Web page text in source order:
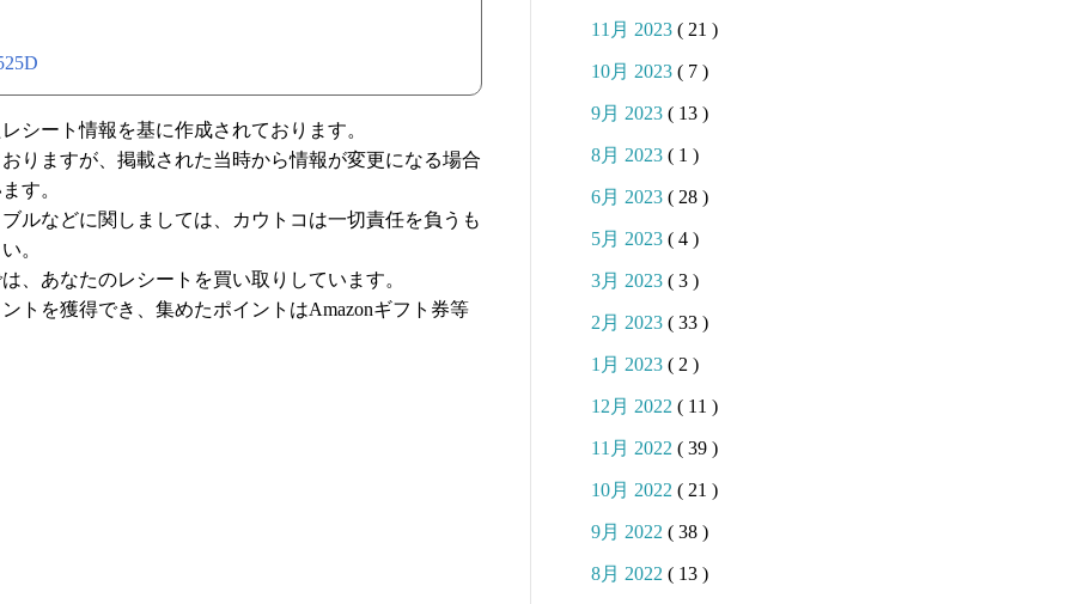
シート情報を基に作成されております。
りますが、掲載された当時から情報が変更になる場合
す。
ルなどに関しましては、カウトコは一切責任を負うも
。
、あなたのレシートを買い取りしています。
トを獲得でき、集めたポイントはAmazonギフト券等
11月 2023 ( 21 )
10月 2023 ( 7 )
9月 2023 ( 13 )
8月 2023 ( 1 )
6月 2023 ( 28 )
5月 2023 ( 4 )
3月 2023 ( 3 )
2月 2023 ( 33 )
1月 2023 ( 2 )
12月 2022 ( 11 )
11月 2022 ( 39 )
10月 2022 ( 21 )
9月 2022 ( 38 )
8月 2022 ( 13 )